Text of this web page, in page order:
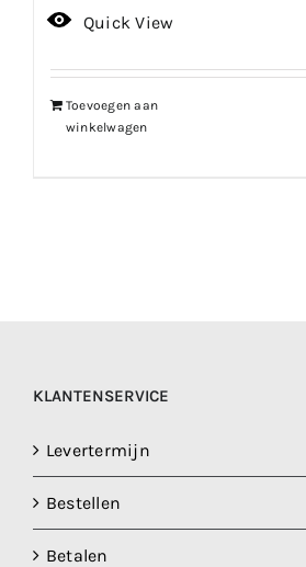
Quick View
Toevoegen aan
winkelwagen
KLANTENSERVICE
Levertermijn
Bestellen
Betalen